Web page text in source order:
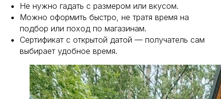
Не нужно гадать с размером или вкусом.
Можно оформить быстро, не тратя время на
подбор или поход по магазинам.
Сертификат с открытой датой — получатель сам
выбирает удобное время.